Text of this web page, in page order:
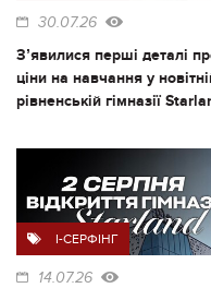
30.07.26
Зʼявилися перші деталі
ціни на навчання у
рівненській гімназії
I-СЕРФІНГ
14.07.26